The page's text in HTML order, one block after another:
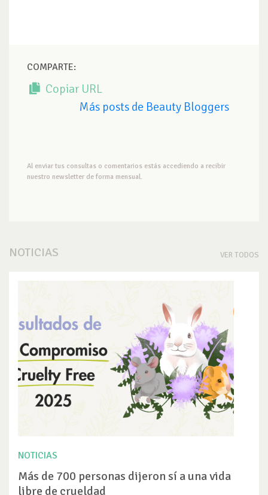
COMPARTE:
Copiar URL
Más posts de Beauty Bloggers
Al enviar tus consultas o comentarios estás accediendo a recibir
nuestro newsletter de forma mensual.
NOTICIAS VER TODOS
NOTICIAS
Más de 700 personas dijeron sí a una vida
libre de crueldad